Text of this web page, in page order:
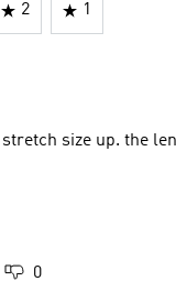
2 1
size up. the
0